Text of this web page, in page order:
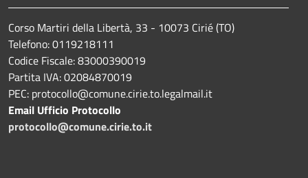
Corso Martiri della Libertà, 33 - 10073 Cirié (TO)
Telefono: 0119218111
Codice Fiscale: 83000390019
Partita IVA: 02084870019
PEC: protocollo@comune.cirie.to.legalmail.it
Email Ufficio Protocollo
protocollo@comune.cirie.to.it